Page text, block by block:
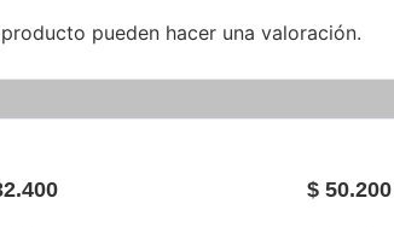
pueden hacer una valoración.
$ 50.200